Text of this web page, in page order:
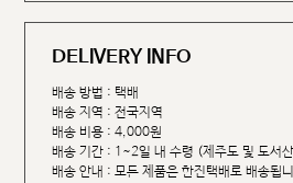
DELIVERY INFO
배송 방법 : 택배
배송 지역 : 전국지역
배송 비용 : 4,000원
배송 기간 : 1~2일 내 수령 (제주도 및 도서
배송 안내 : 모든 제품은 한진택배로 배송됩